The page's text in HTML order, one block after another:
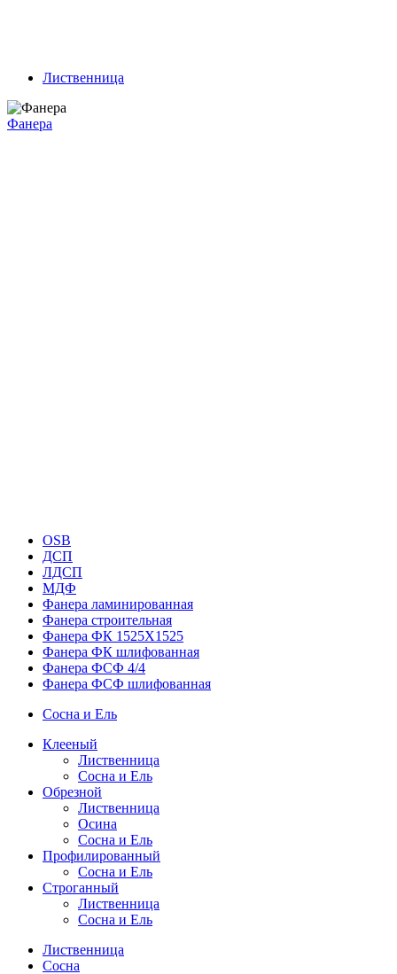
Лиственница
Фанера
OSB
ДСП
ЛДСП
МДФ
Фанера ламинированная
Фанера строительная
Фанера ФК 1525Х1525
Фанера ФК шлифованная
Фанера ФСФ 4/4
Фанера ФСФ шлифованная
Сосна и Ель
Клееный
Лиственница
Сосна и Ель
Обрезной
Лиственница
Осина
Сосна и Ель
Профилированный
Сосна и Ель
Строганный
Лиственница
Сосна и Ель
Лиственница
Сосна